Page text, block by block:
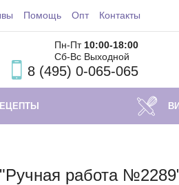
Помощь Опт Контакты
Пн-Пт 10:00-18:00
Сб-Вс Выходной
8 (495) 0-065-065
работа